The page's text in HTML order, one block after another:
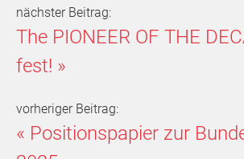
nächster Beitrag:
The PIONEER OF THE
fest! »
vorheriger Beitrag:
« Positionspapier zur